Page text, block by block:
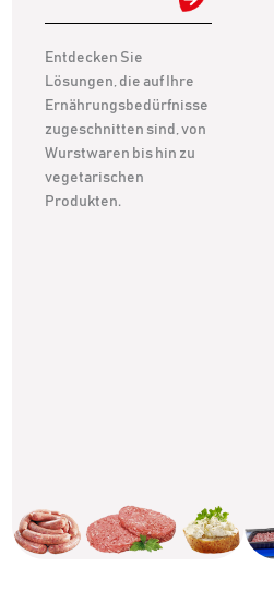
Entdecken Sie
Lösungen, die auf Ihre
Ernährungsbedürfnisse
zugeschnitten sind, von
Wurstwaren bis hin zu
vegetarischen
Produkten.